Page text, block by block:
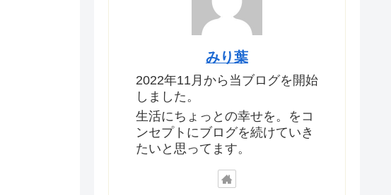
みり葉
2022年11月から当ブログを開始
しました。
生活にちょっとの幸せを。をコ
ンセプトにブログを続けていき
たいと思ってます。